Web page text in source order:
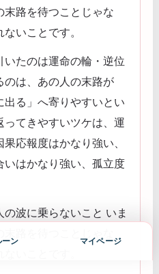
路を待つことじゃな
いことです。
いたのは運命の輪・逆位
は、あの人の末路が
出る」へ寄りやすいとい
ってきやすいツケは、運
応報度はかなり強い、
はかなり強い、孤立度
の波に乗らないこと いま
路を待つことじゃな
いことです。
ーン マイページ